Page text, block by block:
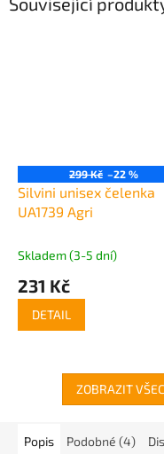
299 Kč –22 %
Silvini unisex čelenka
UA1739 Agri
Skladem (3-5 dní)
231 Kč
DETAIL
ZOBRAZIT
Popis Podobné (4)